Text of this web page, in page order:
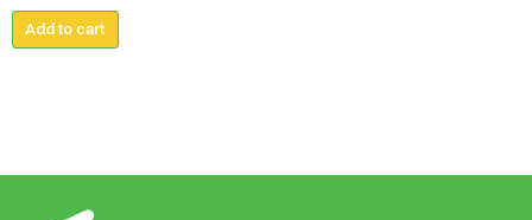
Add to cart